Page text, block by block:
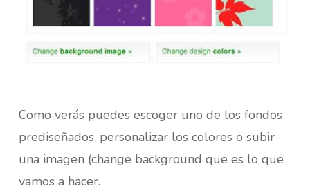
Como verás puedes escoger uno de los fondos
prediseñados, personalizar los colores o subir
una imagen (change background que es lo que
vamos a hacer.